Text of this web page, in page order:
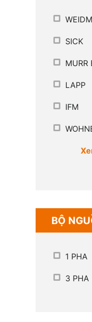
SICK
MURR
LAPP
IFM
BỘ
1 PHA
3 PHA